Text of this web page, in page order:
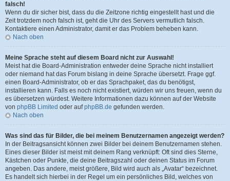
falsch!
Wenn du dir sicher bist, dass du die Zeitzone richtig eingestellt hast und die
Zeit trotzdem noch falsch ist, geht die Uhr des Servers vermutlich falsch.
Kontaktiere einen Administrator, damit er das Problem beheben kann.
Nach oben
Meine Sprache steht auf diesem Board nicht zur Auswahl!
Meist hat die Board-Administration entweder deine Sprache nicht installiert
oder niemand hat das Forum bislang in deine Sprache übersetzt. Frage ggf.
einen Board-Administrator, ob er das Sprachpaket, das du benötigst,
installieren kann. Falls es noch nicht existiert, würden wir uns freuen, wenn du
es übersetzen würdest. Weitere Informationen dazu können auf der Website
von phpBB Limited oder aufphpBB.de gefunden werden.
Nach oben
Was sind das für Bilder, die bei meinem Benutzernamen angezeigt werden?
In der Beitragsansicht können zwei Bilder bei deinem Benutzernamen stehen.
Eines dieser Bilder ist meist mit deinem Rang verknüpft: Oft sind dies Sterne,
Kästchen oder Punkte, die deine Beitragszahl oder deinen Status im Forum
angeben. Das andere, meist größere, Bild wird auch als „Avatar“ bezeichnet.
Es handelt sich hierbei in der Regel um ein persönliches Bild, welches von